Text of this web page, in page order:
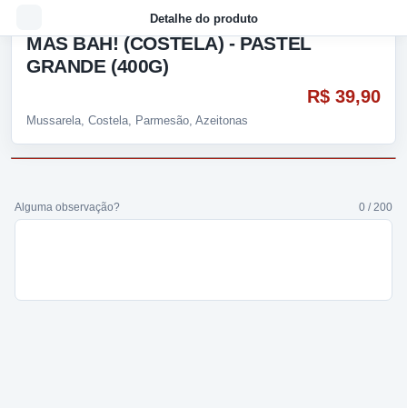
Detalhe do produto
MAS BAH! (COSTELA) - PASTEL
GRANDE (400G)
Mussarela, Costela, Parmesão, Azeitonas
R$ 39,90
Alguma observação? 0 / 200